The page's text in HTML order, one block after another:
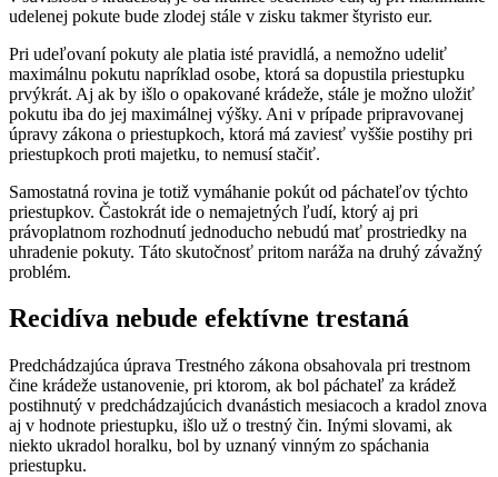
udelenej pokute bude zlodej stále v zisku takmer štyristo eur.
Pri udeľovaní pokuty ale platia isté pravidlá, a nemožno udeliť
maximálnu pokutu napríklad osobe, ktorá sa dopustila priestupku
prvýkrát. Aj ak by išlo o opakované krádeže, stále je možno uložiť
pokutu iba do jej maximálnej výšky. Ani v prípade pripravovanej
úpravy zákona o priestupkoch, ktorá má zaviesť vyššie postihy pri
priestupkoch proti majetku, to nemusí stačiť.
Samostatná rovina je totiž vymáhanie pokút od páchateľov týchto
priestupkov. Častokrát ide o nemajetných ľudí, ktorý aj pri
právoplatnom rozhodnutí jednoducho nebudú mať prostriedky na
uhradenie pokuty. Táto skutočnosť pritom naráža na druhý závažný
problém.
Recidíva nebude efektívne trestaná
Predchádzajúca úprava Trestného zákona obsahovala pri trestnom
čine krádeže ustanovenie, pri ktorom, ak bol páchateľ za krádež
postihnutý v predchádzajúcich dvanástich mesiacoch a kradol znova
aj v hodnote priestupku, išlo už o trestný čin. Inými slovami, ak
niekto ukradol horalku, bol by uznaný vinným zo spáchania
priestupku.